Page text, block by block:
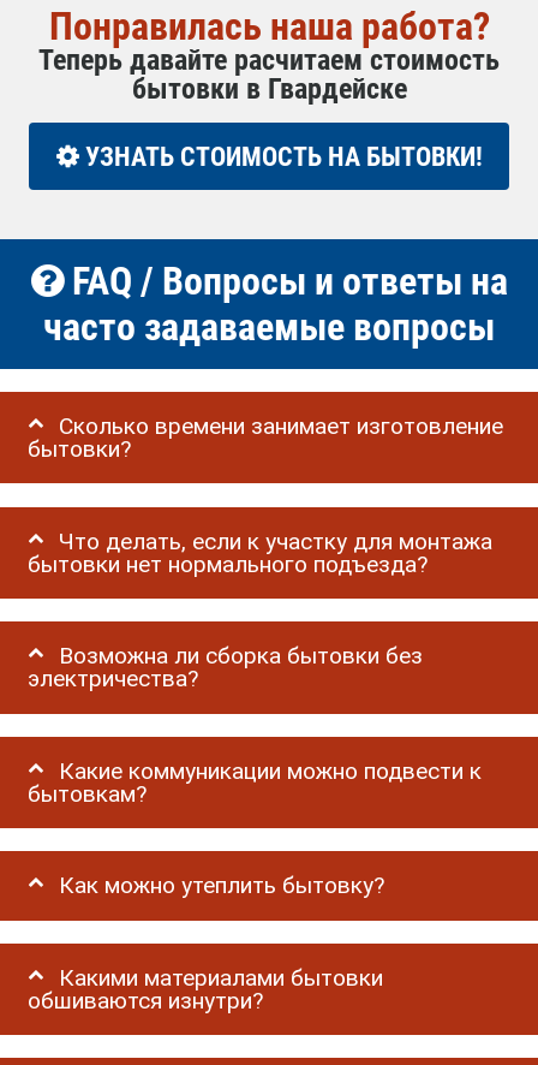
Понравилась наша работа?
Теперь давайте расчитаем стоимость
бытовки в Гвардейске
УЗНАТЬ СТОИМОСТЬ НА БЫТОВКИ!
FAQ / Вопросы и ответы на
часто задаваемые вопросы
Сколько времени занимает изготовление
бытовки?
Что делать, если к участку для монтажа
бытовки нет нормального подъезда?
Возможна ли сборка бытовки без
электричества?
Какие коммуникации можно подвести к
бытовкам?
Как можно утеплить бытовку?
Какими материалами бытовки
обшиваются изнутри?